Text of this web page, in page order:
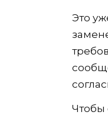
Это
Чтобы